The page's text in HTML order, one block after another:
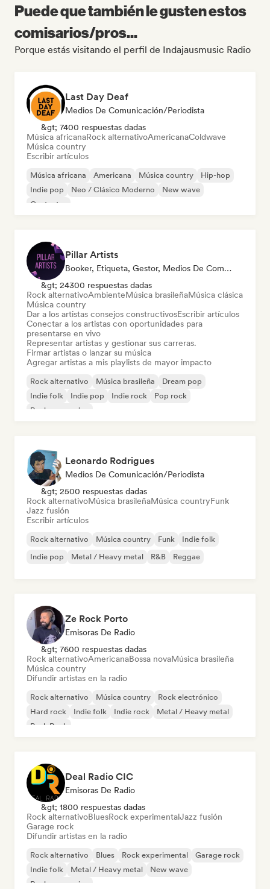
Puede que también le gusten estos
comisarios/pros...
Porque estás visitando el perfil de Indajausmusic Radio
Last Day Deaf
Medios De Comunicación/Periodista
&gt; 7400 respuestas dadas
Música africanaRock alternativoAmericanaColdwave
Música country
Escribir artículos
Música africana Americana Música country
Hip-hop
Indie pop
Neo / Clásico Moderno
New wave
Cantautor
Pillar Artists
Booker, Etiqueta, Gestor, Medios De Comunicación/Periodista, Mentor, Playlist Curator
&gt; 24300 respuestas dadas
Rock alternativoAmbienteMúsica brasileñaMúsica clásica
Música country
Dar a los artistas consejos constructivosEscribir artículos
Conectar a los artistas con oportunidades para
presentarse en vivo
Representar artistas y gestionar sus carreras.
Firmar artistas o lanzar su música
Agregar artistas a mis playlists de mayor impacto
Rock alternativo Música brasileña
Dream pop
Indie folk
Indie pop Indie rock
Pop rock
Rock progresivo
Leonardo Rodrigues
Medios De Comunicación/Periodista
&gt; 2500 respuestas dadas
Rock alternativoMúsica brasileñaMúsica countryFunk
Jazz fusión
Escribir artículos
Rock alternativo Música country Funk
Indie folk
Indie pop
Metal / Heavy metal R&B Reggae
Ze Rock Porto
Emisoras De Radio
&gt; 7600 respuestas dadas
Rock alternativoAmericanaBossa novaMúsica brasileña
Música country
Difundir artistas en la radio
Rock alternativo Música country
Rock electrónico
Hard rock
Indie folk Indie rock
Metal / Heavy metal
Punk Rock
Deal Radio CIC
Emisoras De Radio
&gt; 1800 respuestas dadas
Rock alternativoBluesRock experimentalJazz fusión
Garage rock
Difundir artistas en la radio
Rock alternativo Blues Rock experimental
Garage rock
Indie folk
Metal / Heavy metal
New wave
Rock progresivo